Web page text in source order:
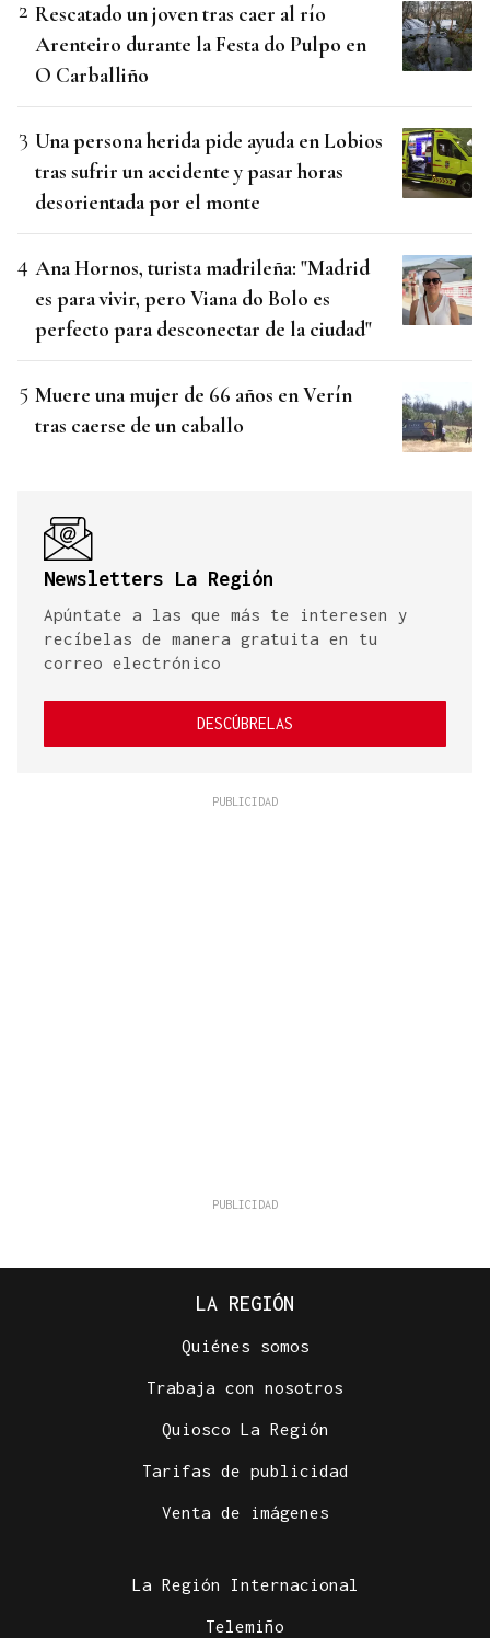
Rescatado un joven tras caer al río
Arenteiro durante la Festa do Pulpo en
O Carballiño
Una persona herida pide ayuda en Lobios
tras sufrir un accidente y pasar horas
desorientada por el monte
Ana Hornos, turista madrileña: "Madrid
es para vivir, pero Viana do Bolo es
perfecto para desconectar de la ciudad"
Muere una mujer de 66 años en Verín
tras caerse de un caballo
Newsletters La Región
Apúntate a las que más te interesen y
recíbelas de manera gratuita en tu
correo electrónico
DESCÚBRELAS
LA REGIÓN
Quiénes somos
Trabaja con nosotros
Quiosco La Región
Tarifas de publicidad
Venta de imágenes
La Región Internacional
Telemiño